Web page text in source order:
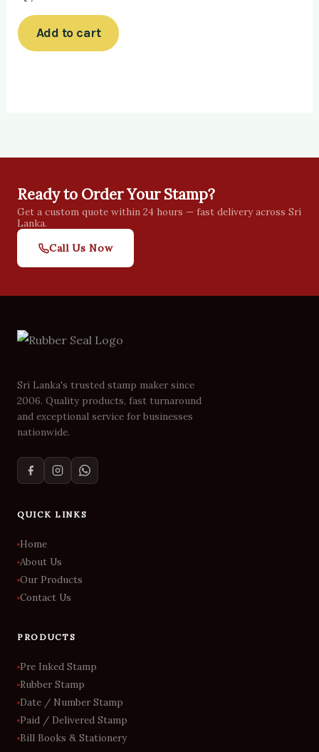
Add to cart
Ready to Order Your Stamp?
Get a custom quote within 24 hours — fast delivery across Sri
Lanka.
Call Us Now
Sri Lanka's trusted stamp maker since
2006. Quality products, fast turnaround
and exceptional service for businesses
nationwide.
QUICK LINKS
Home
About Us
Our Products
Contact Us
PRODUCTS
Pre Inked Stamp
Rubber Stamp
Date / Number Stamp
Paid / Delivered Stamp
Bill Books & Stationery